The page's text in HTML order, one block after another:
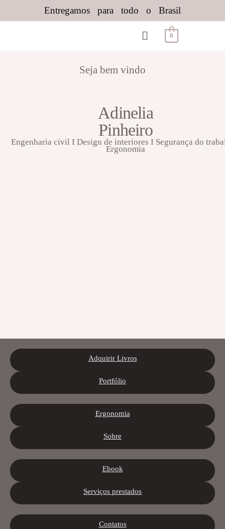
Entregamos para todo o Brasil
0
Seja bem vindo
Adinelia
Pinheiro
Engenharia civil I Design de interiores I Segurança do
Ergonomia
Adquirir Livros
Portfólio
Ergonomia
Sobre
Ebook
Serviços prestados
Contatos